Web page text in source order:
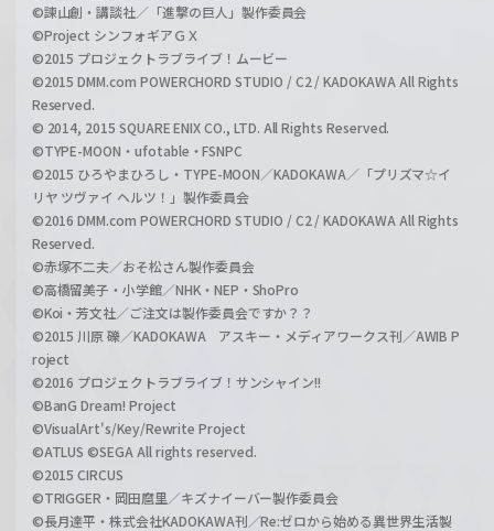
©諫山創・講談社／「進撃の巨人」製作委員会
©Project シンフォギアＧＸ
©2015 プロジェクトラブライブ！ムービー
©2015 DMM.com POWERCHORD STUDIO / C2 / KADOKAWA All Rights
Reserved.
© 2014, 2015 SQUARE ENIX CO., LTD. All Rights Reserved.
©TYPE-MOON・ufotable・FSNPC
©2015 ひろやまひろし・TYPE-MOON／KADOKAWA／「プリズマ☆イ
リヤ ツヴァイ ヘルツ！」製作委員会
©2016 DMM.com POWERCHORD STUDIO / C2 / KADOKAWA All Rights
Reserved.
©赤塚不二夫／おそ松さん製作委員会
©高橋留美子・小学館／NHK・NEP・ShoPro
©Koi・芳文社／ご注文は製作委員会ですか？？
©2015 川原 礫／KADOKAWA アスキー・メディアワークス刊／AWIB P
roject
©2016 プロジェクトラブライブ！サンシャイン!!
©BanG Dream! Project
©VisualArt's/Key/Rewrite Project
©ATLUS ©SEGA All rights reserved.
©2015 CIRCUS
©TRIGGER・岡田麿里／キズナイーバー製作委員会
©長月達平・株式会社KADOKAWA刊／Re:ゼロから始める異世界生活製